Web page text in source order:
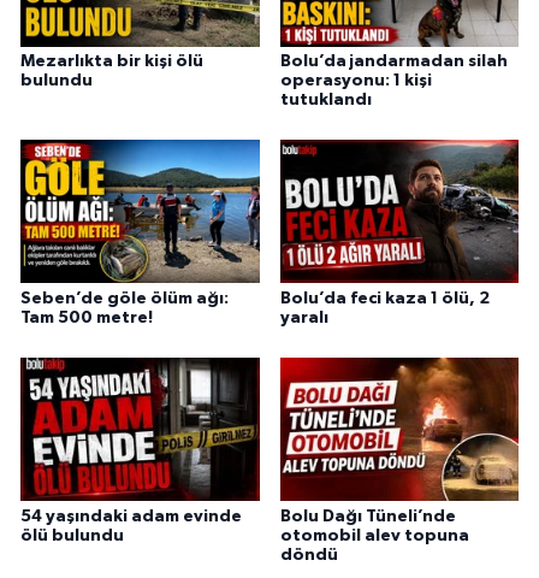
Mezarlıkta bir kişi ölü
bulundu
Bolu’da jandarmadan silah
operasyonu: 1 kişi
tutuklandı
Seben’de göle ölüm ağı:
Tam 500 metre!
Bolu’da feci kaza 1 ölü, 2
yaralı
54 yaşındaki adam evinde
ölü bulundu
Bolu Dağı Tüneli’nde
otomobil alev topuna
döndü